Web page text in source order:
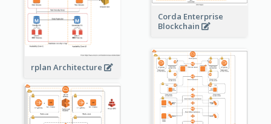
Corda Enterprise
Blockchain
rplan Architecture